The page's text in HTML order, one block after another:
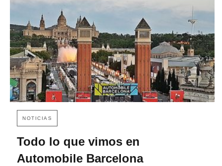
NOTICIAS
Todo lo que vimos en
Automobile Barcelona